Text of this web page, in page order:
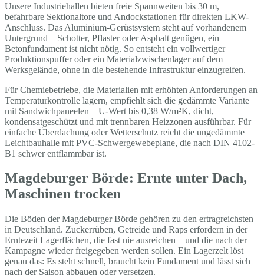
Unsere Industriehallen bieten freie Spannweiten bis 30 m,
befahrbare Sektionaltore und Andockstationen für direkten LKW-
Anschluss. Das Aluminium-Gerüstsystem steht auf vorhandenem
Untergrund – Schotter, Pflaster oder Asphalt genügen, ein
Betonfundament ist nicht nötig. So entsteht ein vollwertiger
Produktionspuffer oder ein Materialzwischenlager auf dem
Werksgelände, ohne in die bestehende Infrastruktur einzugreifen.
Für Chemiebetriebe, die Materialien mit erhöhten Anforderungen an
Temperaturkontrolle lagern, empfiehlt sich die gedämmte Variante
mit Sandwichpaneelen – U-Wert bis 0,38 W/m²K, dicht,
kondensatgeschützt und mit trennbaren Heizzonen ausführbar. Für
einfache Überdachung oder Wetterschutz reicht die ungedämmte
Leichtbauhalle mit PVC-Schwergewebeplane, die nach DIN 4102-
B1 schwer entflammbar ist.
Magdeburger Börde: Ernte unter Dach,
Maschinen trocken
Die Böden der Magdeburger Börde gehören zu den ertragreichsten
in Deutschland. Zuckerrüben, Getreide und Raps erfordern in der
Erntezeit Lagerflächen, die fast nie ausreichen – und die nach der
Kampagne wieder freigegeben werden sollen. Ein Lagerzelt löst
genau das: Es steht schnell, braucht kein Fundament und lässt sich
nach der Saison abbauen oder versetzen.